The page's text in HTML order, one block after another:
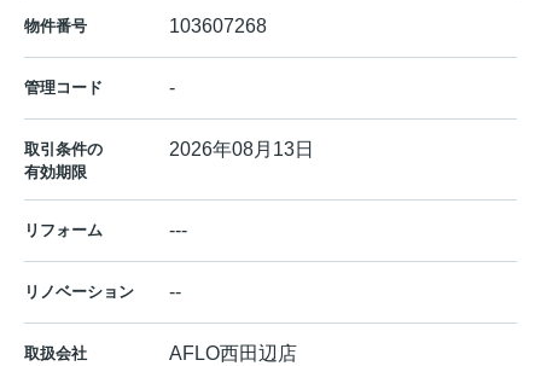
物件番号 103607268
管理コード -
取引条件の
有効期限
2026年08月13日
リフォーム ---
リノベーション --
取扱会社
AFLO西田辺店